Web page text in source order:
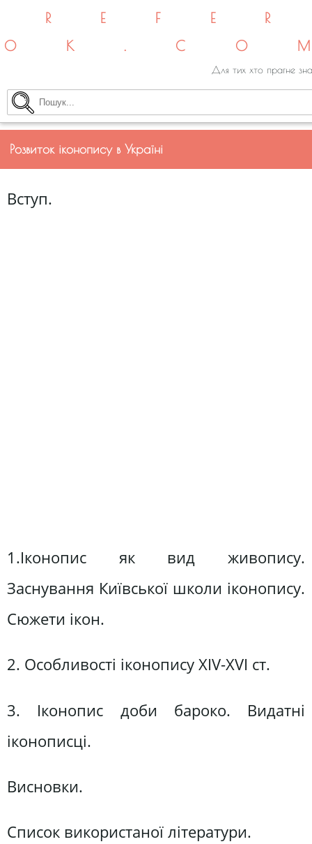
Для тих хто прагне
Розвиток іконопису в Україні
Вступ.
1.Іконопис як вид живопису.
Заснування Київської школи іконопису.
Сюжети ікон.
2. Особливості іконопису ХІV-ХVІ ст.
3. Іконопис доби бароко. Видатні
іконописці.
Висновки.
Список використаної літератури.